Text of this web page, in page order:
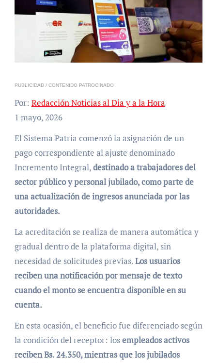
PUBLICIDAD / CONTENIDO PATROCINADO
Por: Redacción Noticias al Dia y a la Hora
1 mayo, 2026
El Sistema Patria comenzó la asignación de un
pago correspondiente al ajuste denominado
Incremento Integral,destinado a trabajadores del
sector público y personal jubilado, como parte de
una actualización de ingresos anunciada por las
autoridades.
La acreditación se realiza de manera automática y
gradual dentro de la plataforma digital, sin
necesidad de solicitudes previas.Los usuarios
reciben una notificación por mensaje de texto
cuando el monto se encuentra disponible en su
cuenta.
En esta ocasión, el beneficio fue diferenciado según
la condición del receptor: losempleados activos
reciben Bs. 24.350, mientras que los jubilados